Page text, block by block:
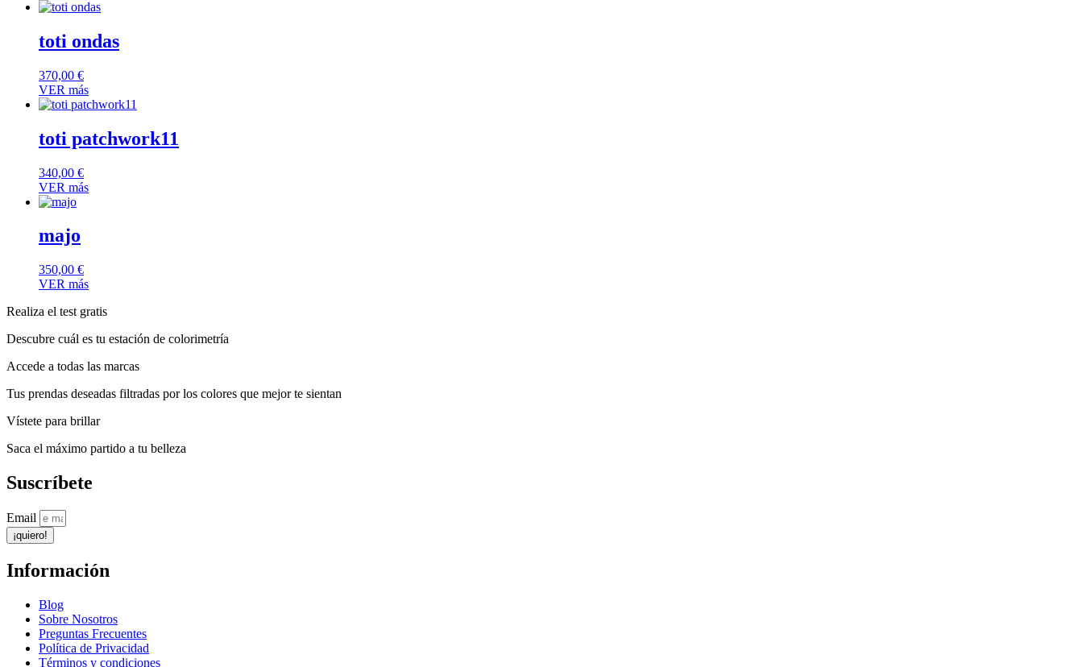
toti ondas
370,00 €
VER más
toti patchwork11
340,00 €
VER más
majo
350,00 €
VER más
Realiza el test gratis
Descubre cuál es tu estación de colorimetría
Accede a todas las marcas
Tus prendas deseadas filtradas por los colores que mejor te sientan
Vístete para brillar
Saca el máximo partido a tu belleza
Suscríbete
Email
¡quiero!
Información
Blog
Sobre Nosotros
Preguntas Frecuentes
Política de Privacidad
Términos y condiciones